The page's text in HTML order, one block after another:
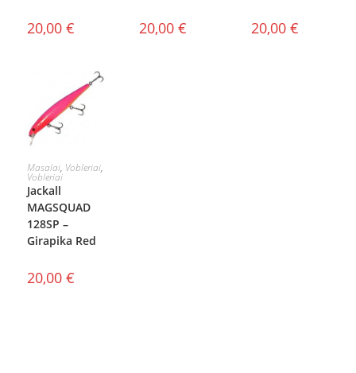
20,00 € 20,00 € 20,00 €
Į KREPŠELĮ
Masalai, Vobleriai,
Vobleriai
Jackall
MAGSQUAD
128SP –
Girapika Red
20,00 €